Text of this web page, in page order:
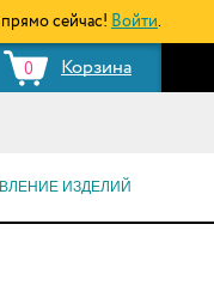
сейчас! Войти.
0 Корзина
ИЗДЕЛИЙ